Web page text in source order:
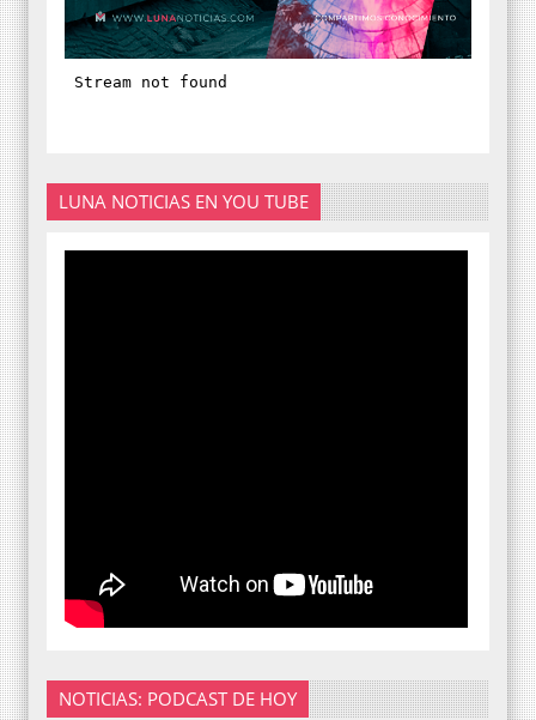
LUNA NOTICIAS EN YOU TUBE
NOTICIAS: PODCAST DE HOY